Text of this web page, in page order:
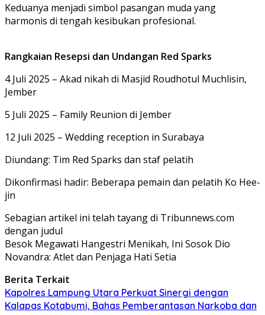
Keduanya menjadi simbol pasangan muda yang
harmonis di tengah kesibukan profesional.
Rangkaian Resepsi dan Undangan Red Sparks
4 Juli 2025 – Akad nikah di Masjid Roudhotul Muchlisin,
Jember
5 Juli 2025 – Family Reunion di Jember
12 Juli 2025 – Wedding reception in Surabaya
Diundang: Tim Red Sparks dan staf pelatih
Dikonfirmasi hadir: Beberapa pemain dan pelatih Ko Hee-
jin
Sebagian artikel ini telah tayang di Tribunnews.com
dengan judul
Besok Megawati Hangestri Menikah, Ini Sosok Dio
Novandra: Atlet dan Penjaga Hati Setia
Berita Terkait
Kapolres Lampung Utara Perkuat Sinergi dengan
Kalapas Kotabumi, Bahas Pemberantasan Narkoba dan